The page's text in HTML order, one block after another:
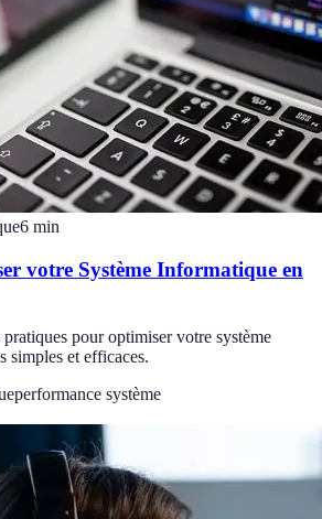
6 min
votre Système Informatique en
pour optimiser votre système
simples et efficaces.
performance système